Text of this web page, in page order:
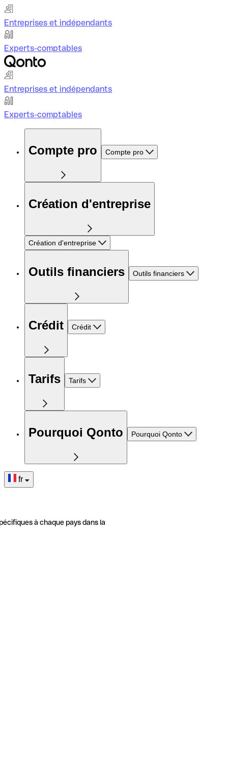
Entreprises et indépendants
Experts-comptables
Entreprises et indépendants
Experts-comptables
Compte pro Compte pro
Création d'entreprise
Création d'entreprise
Outils financiers Outils financiers
Crédit Crédit
Tarifs Tarifs
Pourquoi Qonto Pourquoi Qonto
fr
à chaque pays dans la